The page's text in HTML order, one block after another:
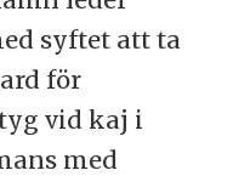
syftet att ta
för
vid kaj i
med